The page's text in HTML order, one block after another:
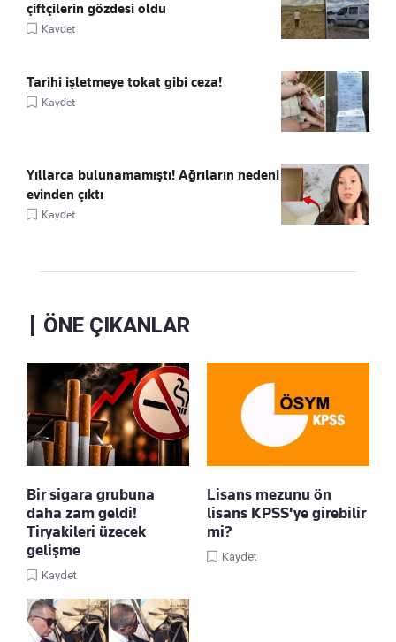
çiftçilerin gözdesi oldu
Kaydet
Tarihi işletmeye tokat gibi ceza!
Kaydet
Yıllarca bulunamamıştı! Ağrıların nedeni
evinden çıktı
Kaydet
ÖNE ÇIKANLAR
Bir sigara grubuna
daha zam geldi!
Tiryakileri üzecek
gelişme
Kaydet
Lisans mezunu ön
lisans KPSS'ye girebilir
mi?
Kaydet